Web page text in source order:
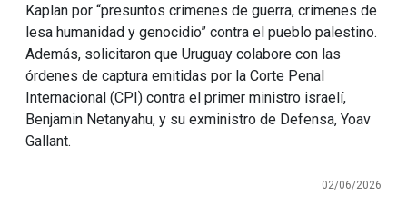
Kaplan por “presuntos crímenes de guerra, crímenes de
lesa humanidad y genocidio” contra el pueblo palestino.
Además, solicitaron que Uruguay colabore con las
órdenes de captura emitidas por la Corte Penal
Internacional (CPI) contra el primer ministro israelí,
Benjamin Netanyahu, y su exministro de Defensa, Yoav
Gallant.
02/06/2026